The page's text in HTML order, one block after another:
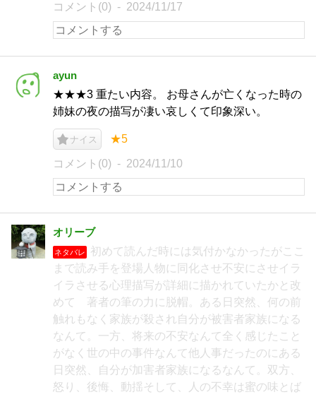
コメント(0) 2024/11/17
ayun
★★★3 重たい内容。 お母さんが亡くなった時の
姉妹の夜の描写が凄い哀しくて印象深い。
ナイス ★5
コメント(0) 2024/11/10
オリーブ
ネタバレ
初めて読んだ時には気付かなかったがここ
まで読み手を登場人物に同化させ不安にさせイラ
イラさせる心理描写が詳細に描かれていたかと改
めて 著者の筆の力に脱帽。ある日突然、何の前
触れもなく家族が殺され自分が被害者家族になる
なんて。一方、将来の不安なんて全く感じたこと
がなく世の中の事件なんて他人事だったのにある
日突然、自分が加害者家族になるなんて。双方、
怒り、後悔、動揺そして、人の不幸は蜜の味とば